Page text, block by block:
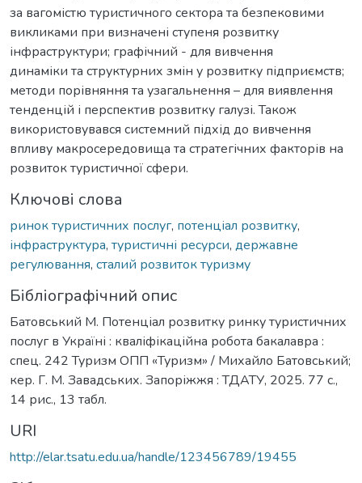
за вагомістю туристичного сектора та безпековими
викликами при визначені ступеня розвитку
інфраструктури; графічний - для вивчення
динаміки та структурних змін у розвитку підприємств;
методи порівняння та узагальнення – для виявлення
тенденцій і перспектив розвитку галузі. Також
використовувався системний підхід до вивчення
впливу макросередовища та стратегічних факторів на
розвиток туристичної сфери.
Ключові слова
ринок туристичних послуг, потенціал розвитку,
інфраструктура, туристичні ресурси, державне
регулювання, сталий розвиток туризму
Бібліографічний опис
Батовський М. Потенціал розвитку ринку туристичних
послуг в Україні : кваліфікаційна робота бакалавра :
спец. 242 Туризм ОПП «Туризм» / Михайло Батовський;
кер. Г. М. Завадських. Запоріжжя : ТДАТУ, 2025. 77 с.,
14 рис., 13 табл.
URI
http://elar.tsatu.edu.ua/handle/123456789/19455